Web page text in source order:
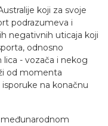
koji za svoje
podrazumeva i
negativnih uticaja koji
odnosno
- vozača i nekog
od momenta
na konačnu
međunarodnom